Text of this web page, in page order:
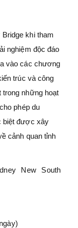
khi tham
nghiệm độc đáo
vào các chương
trúc và công
những hoạt
phép du
biệt được xây
cảnh quan tỉnh
New South